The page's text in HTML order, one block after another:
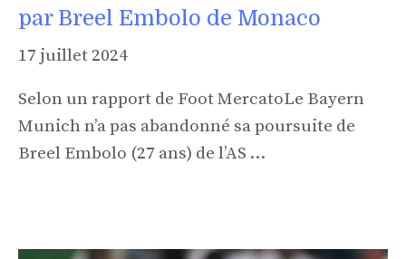
par Breel Embolo de Monaco
17 juillet 2024
Selon un rapport de Foot MercatoLe Bayern
Munich n’a pas abandonné sa poursuite de
Breel Embolo (27 ans) de l’AS …